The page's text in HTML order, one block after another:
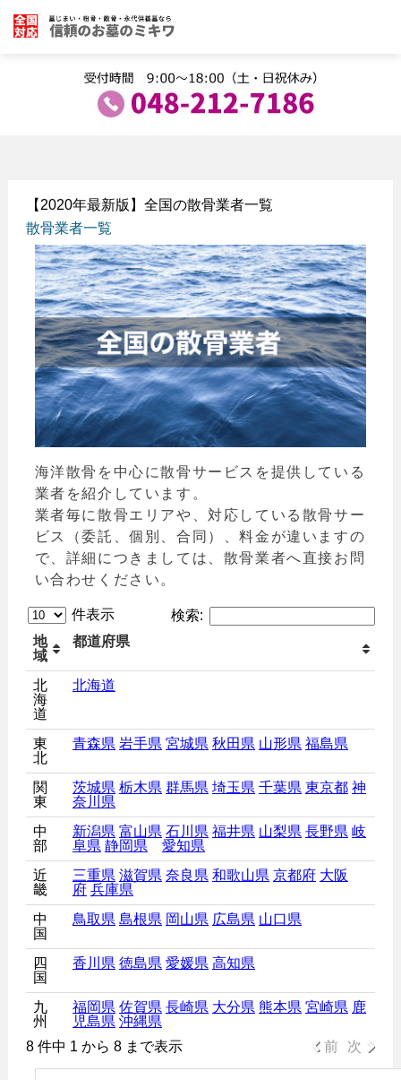
【2020年最新版】全国の散骨業者一覧
散骨業者一覧
海洋散骨を中心に散骨サービスを提供している
業者を紹介しています。
業者毎に散骨エリアや、対応している散骨サー
ビス（委託、個別、合同）、料金が違いますの
で、詳細につきましては、散骨業者へ直接お問
い合わせください。
件表示
検索:
地
域
都道府県
北
海
道
北海道
東
北
青森県 岩手県 宮城県 秋田県 山形県 福島県
関
東
茨城県 栃木県 群馬県 埼玉県 千葉県 東京都 神
奈川県
中
部
新潟県 富山県 石川県 福井県 山梨県 長野県 岐
阜県 静岡県
愛知県
近
畿
三重県 滋賀県 奈良県 和歌山県 京都府 大阪
府 兵庫県
中
国
鳥取県 島根県 岡山県 広島県 山口県
四
国
香川県 徳島県 愛媛県 高知県
九
州
福岡県 佐賀県 長崎県 大分県 熊本県 宮崎県 鹿
児島県 沖縄県
8 件中 1 から 8 まで表示
前 次